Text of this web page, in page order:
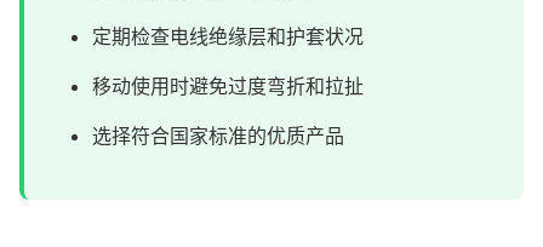
定期检查电线绝缘层和护套状况
移动使用时避免过度弯折和拉扯
选择符合国家标准的优质产品